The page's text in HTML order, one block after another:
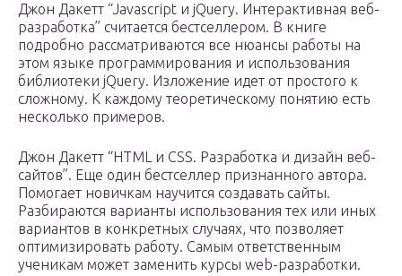
Джон Дакетт “Javascript и jQuery. Интерактивная веб-
разработка” считается бестселлером. В книге
подробно рассматриваются все нюансы работы на
этом языке программирования и использования
библиотеки jQuery. Изложение идет от простого к
сложному. К каждому теоретическому понятию есть
несколько примеров.
Джон Дакетт “HTML и CSS. Разработка и дизайн веб-
сайтов”. Еще один бестселлер признанного автора.
Помогает новичкам научится создавать сайты.
Разбираются варианты использования тех или иных
вариантов в конкретных случаях, что позволяет
оптимизировать работу. Самым ответственным
ученикам может заменить курсы web-разработки.